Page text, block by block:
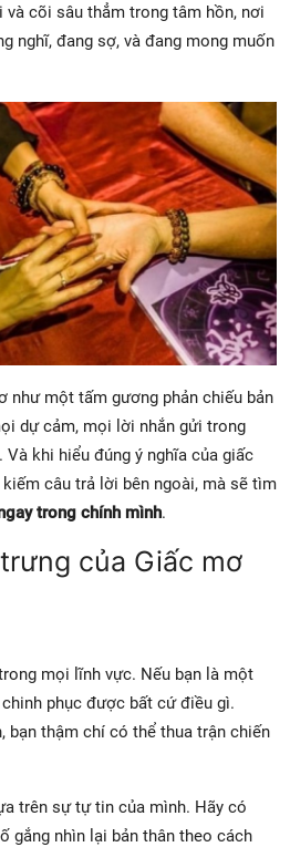
cõi sâu thẳm trong tâm hồn, nơi
nghĩ, đang sợ, và đang mong muốn
như một tấm gương phản chiếu bản
dự cảm, mọi lời nhắn gửi trong
khi hiểu đúng ý nghĩa của giấc
câu trả lời bên ngoài, mà sẽ tìm
trong chính mình.
của Giấc mơ
mọi lĩnh vực. Nếu bạn là một
phục được bất cứ điều gì.
bạn thậm chí có thể thua trận chiến
trên sự tự tin của mình. Hãy có
gắng nhìn lại bản thân theo cách